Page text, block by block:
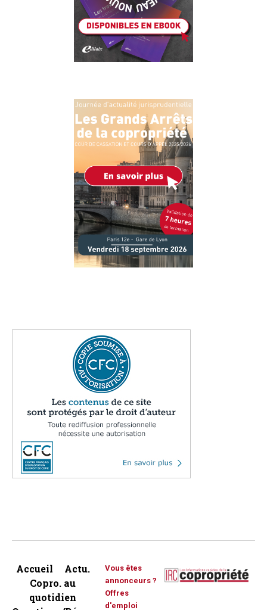
Accueil
Actu.
Copro. au
quotidien
Vous êtes
annonceurs ?
Offres
d'emploi